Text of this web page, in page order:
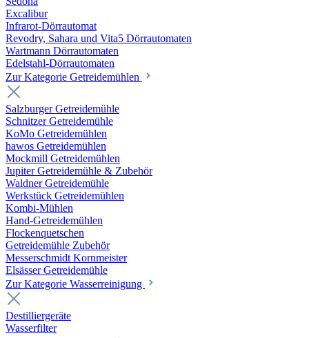
Excalibur
Infrarot-Dörrautomat
Revodry, Sahara und Vita5 Dörrautomaten
Wartmann Dörrautomaten
Edelstahl-Dörrautomaten
Zur Kategorie Getreidemühlen
Salzburger Getreidemühle
Schnitzer Getreidemühle
KoMo Getreidemühlen
hawos Getreidemühlen
Mockmill Getreidemühlen
Jupiter Getreidemühle & Zubehör
Waldner Getreidemühle
Werkstück Getreidemühlen
Kombi-Mühlen
Hand-Getreidemühlen
Flockenquetschen
Getreidemühle Zubehör
Messerschmidt Kornmeister
Elsässer Getreidemühle
Zur Kategorie Wasserreinigung
Destilliergeräte
Wasserfilter